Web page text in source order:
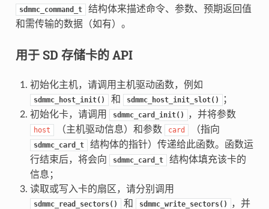
sdmmc_command_t
结构体来描述命令、参数、预期返回值
和需传输的数据（如有）。
用于 SD 存储卡的 API
初始化主机，请调用主机驱动函数，例如
sdmmc_host_init() 和 sdmmc_host_init_slot()
；
初始化卡，请调用
sdmmc_card_init() ，并将参数
host （主机驱动信息）和参数 card （指向
sdmmc_card_t
结构体的指针）传递给此函数。函数运
行结束后，将会向
sdmmc_card_t
结构体填充该卡的
信息；
读取或写入卡的扇区，请分别调用
sdmmc_read_sectors() 和 sdmmc_write_sectors()
，并